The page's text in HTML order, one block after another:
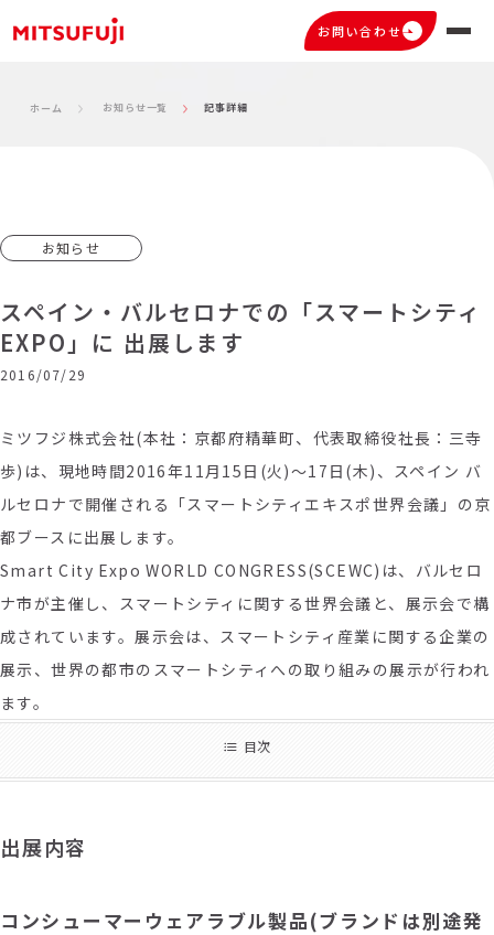
お問い合わせ
ホーム お知らせ一覧 記事詳細
お知らせ
スペイン・バルセロナでの「スマートシティ
EXPO」に 出展します
2016/07/29
ミツフジ株式会社(本社：京都府精華町、代表取締役社長：三寺
歩)は、現地時間2016年11月15日(火)～17日(木)、スペイン バ
ルセロナで開催される「スマートシティエキスポ世界会議」の京
都ブースに出展します。
Smart City Expo WORLD CONGRESS(SCEWC)は、バルセロ
ナ市が主催し、スマートシティに関する世界会議と、展示会で構
成されています。展示会は、スマートシティ産業に関する企業の
展示、世界の都市のスマートシティへの取り組みの展示が行われ
ます。
目次
出展内容
コンシューマーウェアラブル製品(ブランドは別途発